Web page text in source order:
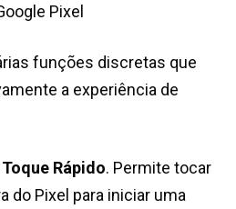
funções discretas que
a experiência de
Toque Rápido. Permite tocar
do Pixel para iniciar uma